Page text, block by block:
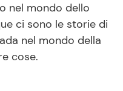
Feste
per Bambini
nel mondo dello
ci sono le storie di
nel mondo della
cose.